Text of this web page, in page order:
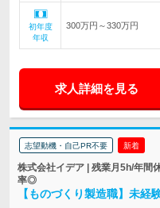
初年度
年収
300万円～330万円
求人詳細を見る
志望動機・自己PR不要 新着
株式会社イデア | 残業月5h/年間
率◎
【ものづくり製造職】未